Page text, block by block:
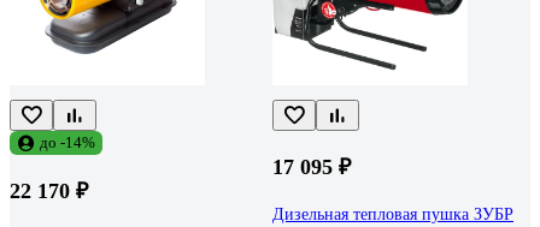
до -14%
22 170 ₽
17 095 ₽
Дизельная тепловая пушка ЗУБР